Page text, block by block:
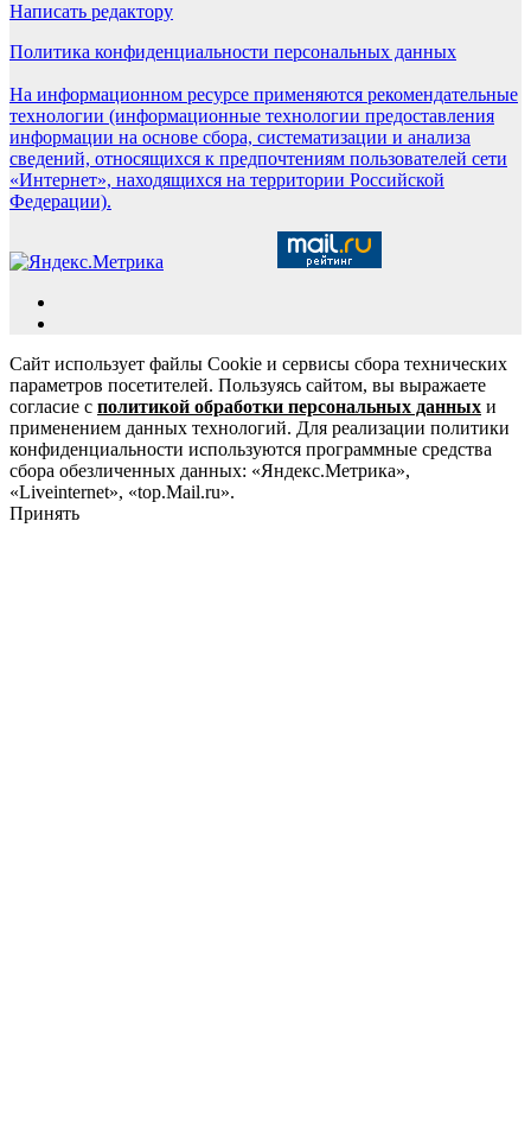
Написать редактору
Политика конфиденциальности персональных данных
На информационном ресурсе применяются рекомендательные
технологии (информационные технологии предоставления
информации на основе сбора, систематизации и анализа
сведений, относящихся к предпочтениям пользователей сети
«Интернет», находящихся на территории Российской
Федерации).
Сайт использует файлы Cookie и сервисы сбора технических
параметров посетителей. Пользуясь сайтом, вы выражаете
согласие с политикой обработки персональных данных и
применением данных технологий. Для реализации политики
конфиденциальности используются программные средства
сбора обезличенных данных: «Яндекс.Метрика»,
«Liveinternet», «top.Mail.ru».
Принять